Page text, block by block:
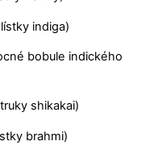
indiga)
bobule indického
shikakai)
brahmi)